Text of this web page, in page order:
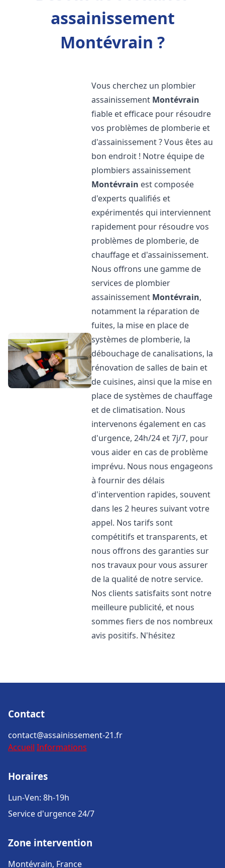
assainissement
Montévrain ?
Vous cherchez un plombier
assainissement Montévrain
fiable et efficace pour résoudre
vos problèmes de plomberie et
d'assainissement ? Vous êtes au
bon endroit ! Notre équipe de
plombiers assainissement
Montévrain est composée
d'experts qualifiés et
expérimentés qui interviennent
rapidement pour résoudre vos
problèmes de plomberie, de
chauffage et d'assainissement.
Nous offrons une gamme de
services de plombier
assainissement Montévrain,
notamment la réparation de
fuites, la mise en place de
systèmes de plomberie, la
débouchage de canalisations, la
rénovation de salles de bain et
de cuisines, ainsi que la mise en
place de systèmes de chauffage
et de climatisation. Nous
intervenons également en cas
d'urgence, 24h/24 et 7j/7, pour
vous aider en cas de problème
imprévu. Nous nous engageons
à fournir des délais
d'intervention rapides, souvent
dans les 2 heures suivant votre
appel. Nos tarifs sont
compétitifs et transparents, et
nous offrons des garanties sur
nos travaux pour vous assurer
de la qualité de notre service.
Nos clients satisfaits sont notre
meilleure publicité, et nous
sommes fiers de nos nombreux
avis positifs. N'hésitez
Contact
contact@assainissement-21.fr
Accueil Informations
Horaires
Lun-Ven: 8h-19h
Service d'urgence 24/7
Zone intervention
Montévrain, France